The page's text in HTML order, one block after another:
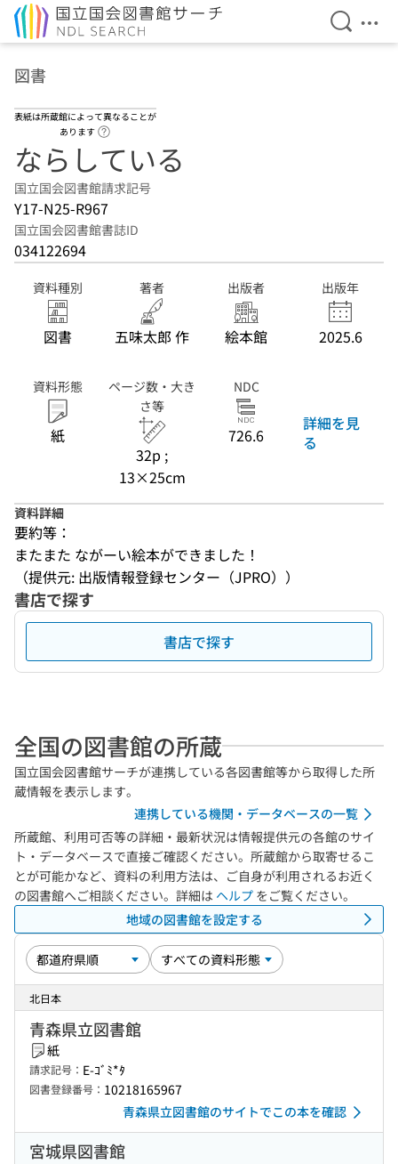
検索を
メ
図書
表紙は所蔵館によって異なることが
あります
ならしている
国立国会図書館請求記号
Y17-N25-R967
国立国会図書館書誌ID
034122694
資料種別
図書
著者
五味太郎 作
出版者
絵本館
出版年
2025.6
資料形態
紙
ページ数・大き
さ等
32p ;
13×25cm
NDC
726.6
詳細を見
る
資料詳細
要約等：
またまた ながーい絵本ができました！
（提供元: 出版情報登録センター（JPRO））
書店で探す
書店で探す
全国の図書館の所蔵
国立国会図書館サーチが連携している各図書館等から取得した所
蔵情報を表示します。
連携している機関・データベースの一覧
所蔵館、利用可否等の詳細・最新状況は情報提供元の各館のサイ
ト・データベースで直接ご確認ください。所蔵館から取寄せるこ
とが可能かなど、資料の利用方法は、ご自身が利用されるお近く
の図書館へご相談ください。詳細は ヘルプ をご覧ください。
地域の図書館を設定する
北日本
青森県立図書館
紙
請求記号： E-ｺﾞﾐ*ﾀ
図書登録番号： 10218165967
青森県立図書館のサイトでこの本を確認
宮城県図書館